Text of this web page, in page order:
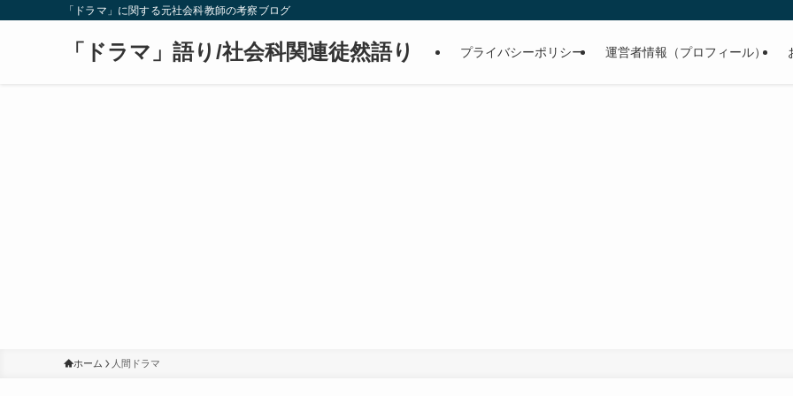
「ドラマ」に関する元社会科教師の考察ブログ
「ドラマ」語り/社会科関連徒然語り プライバシーポリシー 運営者情報（プロフィール）
ホーム 人間ドラマ